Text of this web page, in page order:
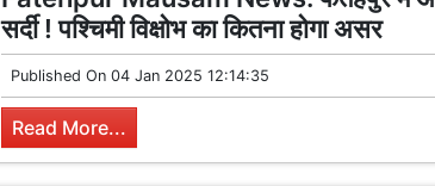
सर्दी ! पश्चिमी विक्षोभ का कितना होगा असर
Published On 04 Jan 2025 12:14:35
Read More...